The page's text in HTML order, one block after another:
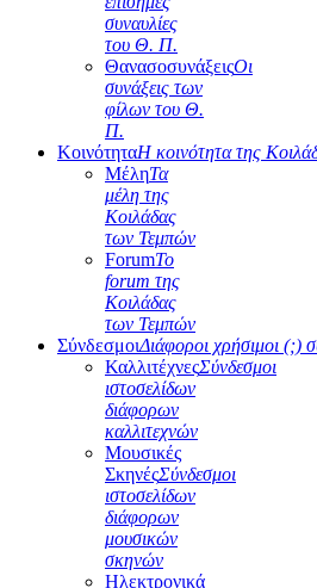
συναυλίες
του Θ. Π.
ΘανασοσυνάξειςΟι
συνάξεις των
φίλων του Θ.
Π.
ΚοινότηταΗ κοινότητα της
ΜέληΤα
μέλη της
Κοιλάδας
των Τεμπών
ForumΤο
forum της
Κοιλάδας
των Τεμπών
ΣύνδεσμοιΔιάφοροι χρήσιμοι (;)
ΚαλλιτέχνεςΣύνδεσμοι
ιστοσελίδων
διάφορων
καλλιτεχνών
Μουσικές
ΣκηνέςΣύνδεσμοι
ιστοσελίδων
διάφορων
μουσικών
σκηνών
Ηλεκτρονικά